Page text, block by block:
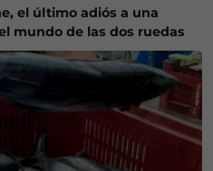
el último adiós a una
mundo de las dos ruedas